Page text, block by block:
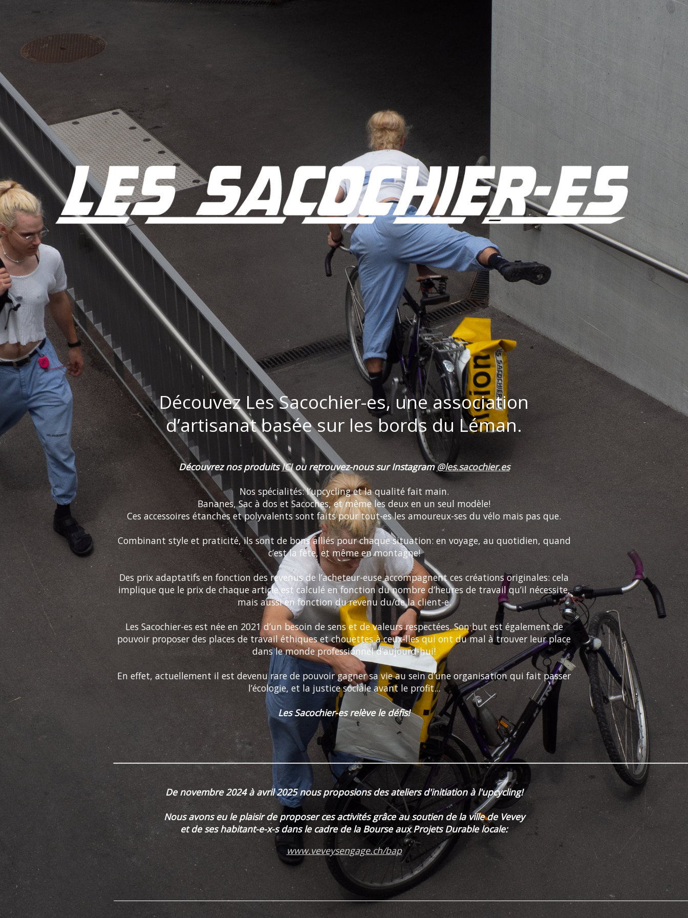
Découvez Les Sacochier-es, une association
d’artisanat basée sur les bords du Léman.
Découvrez nos produitsICIou retrouvez-nous sur Instagram@les.sacochier.es
Nos spécialités: l’upcycling et la qualité fait main.
Bananes, Sac à dos et Sacoches, et même les deux en un seul modèle!
Ces accessoires étanches et polyvalents sont faits pour tout-es les amoureux-ses du vélo mais pas que.
Combinant style et praticité, ils sont de bons alliés pour chaque situation: en voyage, au quotidien, quand
c’est la fête, et même en montagne!
Des prix adaptatifs en fonction des revenus de l’acheteur-euse accompagnent ces créations originales: cela
implique que le prix de chaque article est calculé en fonction du nombre d’heures de travail qu’il nécessite,
mais aussi en fonction du revenu du/de la client-e.
Les Sacochier-es est née en 2021 d’un besoin de sens et de valeurs respectées. Son but est également de
pouvoir proposer des places de travail éthiques et chouettes à ceux-lles qui ont du mal à trouver leur place
dans le monde professionnel d’aujourd-hui!
En effet, actuellement il est devenu rare de pouvoir gagner sa vie au sein d’une organisation qui fait passer
l’écologie, et la justice sociale avant le profit...
Les Sacochier-es relève le défis!
De novembre 2024 à avril 2025 nous proposions des ateliers d'initiation à l'upcycling!
Nous avons eu le plaisir de proposer ces activités grâce au soutien de la ville de Vevey
et de ses habitant-e-x-s dans le cadre de la Bourse aux Projets Durable locale:
www.veveysengage.ch/bap